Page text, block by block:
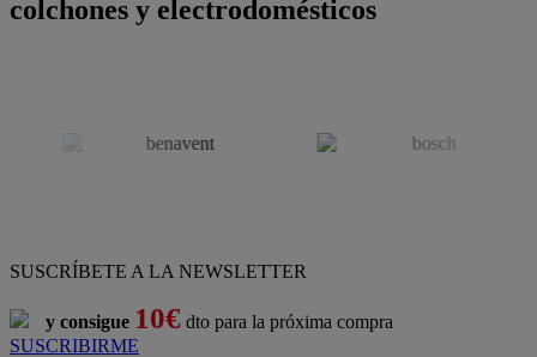
colchones y electrodomésticos
SUSCRÍBETE A LA NEWSLETTER
y consigue 10€ dto para la próxima compra
SUSCRIBIRME